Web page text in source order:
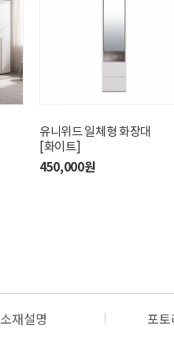
유니위드 앤드옷장
270,000원
유니위드 일체형 화장대
[화이트]
450,000원
소재설명 포